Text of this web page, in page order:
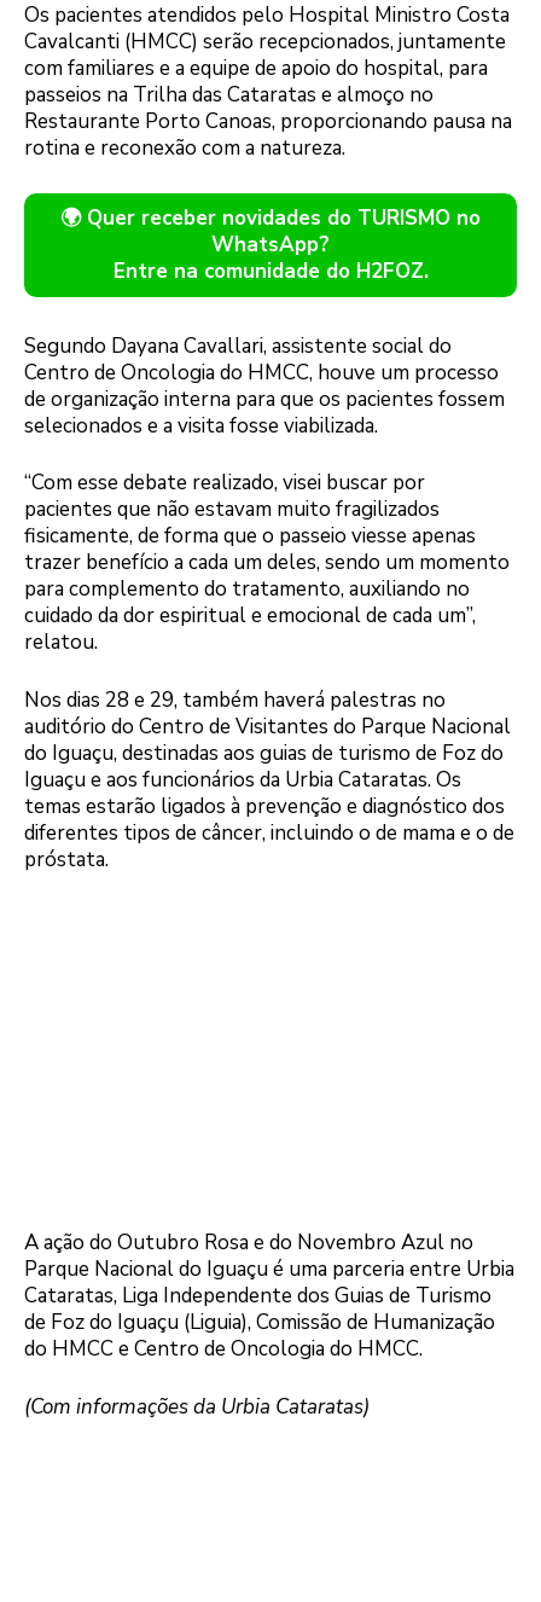
Os pacientes atendidos pelo Hospital Ministro Costa
Cavalcanti (HMCC) serão recepcionados, juntamente
com familiares e a equipe de apoio do hospital, para
passeios na Trilha das Cataratas e almoço no
Restaurante Porto Canoas, proporcionando pausa na
rotina e reconexão com a natureza.
🌍 Quer receber novidades do TURISMO no
WhatsApp?
Entre na comunidade do H2FOZ.
Segundo Dayana Cavallari, assistente social do
Centro de Oncologia do HMCC, houve um processo
de organização interna para que os pacientes fossem
selecionados e a visita fosse viabilizada.
“Com esse debate realizado, visei buscar por
pacientes que não estavam muito fragilizados
fisicamente, de forma que o passeio viesse apenas
trazer benefício a cada um deles, sendo um momento
para complemento do tratamento, auxiliando no
cuidado da dor espiritual e emocional de cada um”,
relatou.
Nos dias 28 e 29, também haverá palestras no
auditório do Centro de Visitantes do Parque Nacional
do Iguaçu, destinadas aos guias de turismo de Foz do
Iguaçu e aos funcionários da Urbia Cataratas. Os
temas estarão ligados à prevenção e diagnóstico dos
diferentes tipos de câncer, incluindo o de mama e o de
próstata.
A ação do Outubro Rosa e do Novembro Azul no
Parque Nacional do Iguaçu é uma parceria entre Urbia
Cataratas, Liga Independente dos Guias de Turismo
de Foz do Iguaçu (Liguia), Comissão de Humanização
do HMCC e Centro de Oncologia do HMCC.
(Com informações da Urbia Cataratas)